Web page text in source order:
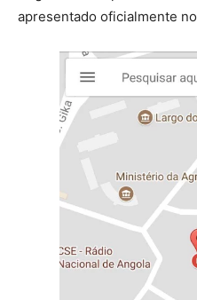
apresentado oficialmente no